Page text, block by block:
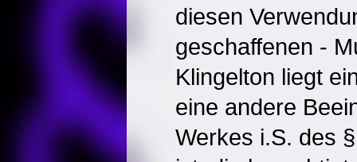
diesen
geschaffenen -
Klingelton liegt
eine andere
Werkes i.S. des